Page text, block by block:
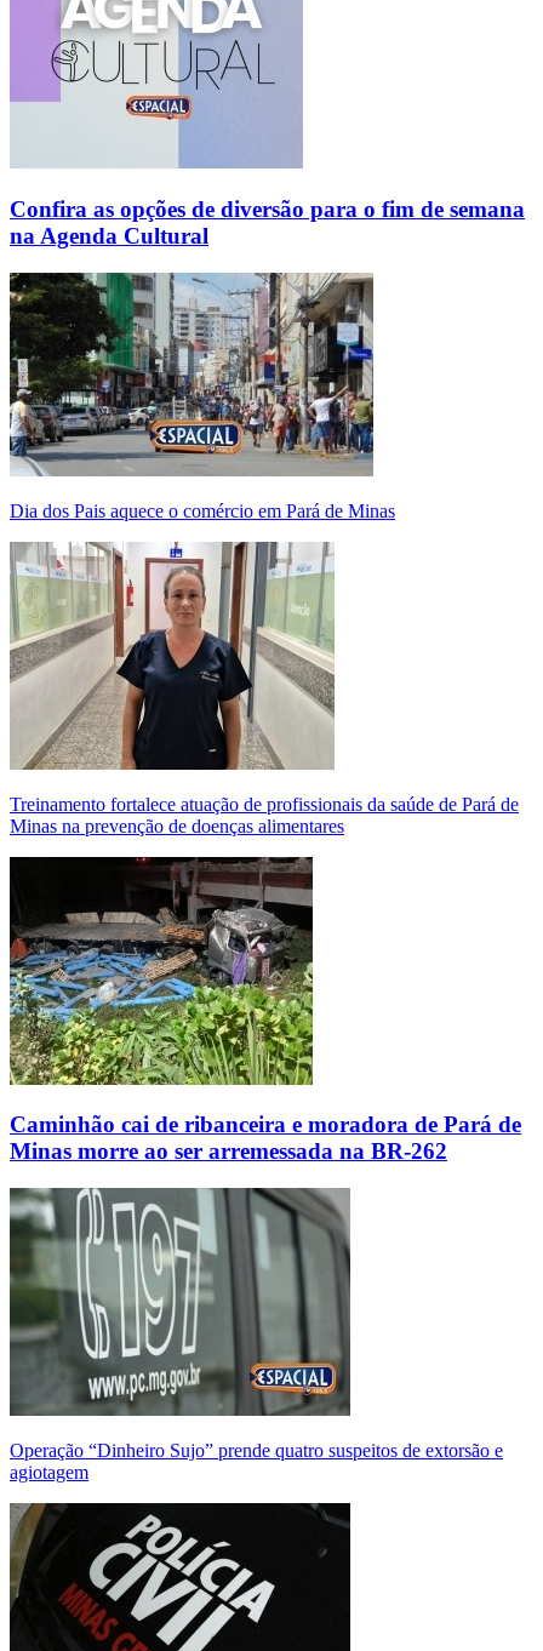
Confira as opções de diversão para o fim de semana
na Agenda Cultural
Dia dos Pais aquece o comércio em Pará de Minas
Treinamento fortalece atuação de profissionais da saúde de Pará de
Minas na prevenção de doenças alimentares
Caminhão cai de ribanceira e moradora de Pará de
Minas morre ao ser arremessada na BR-262
Operação “Dinheiro Sujo” prende quatro suspeitos de extorsão e
agiotagem